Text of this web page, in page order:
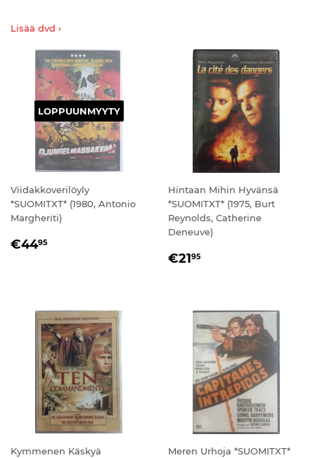
Lisää dvd ›
LOPPUUNMYYTY
Viidakkoverilöyly
*SUOMITXT* (1980, Antonio
Margheriti)
NORMAALIHINTA
€4495
Hintaan Mihin Hyvänsä
*SUOMITXT* (1975, Burt
Reynolds, Catherine
Deneuve)
NORMAALIHINTA
€2195
Kymmenen Käskyä
Meren Urhoja *SUOMITXT*